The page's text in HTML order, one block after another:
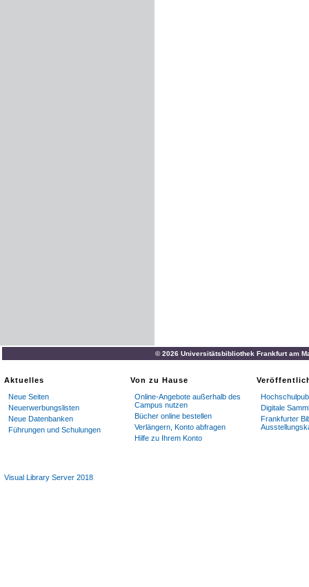
© 2026 Universitätsbibliothek Frankfurt am
Aktuelles
Neue Seiten
Neuerwerbungslisten
Neue Datenbanken
Führungen und Schulungen
Von zu Hause
Online-Angebote außerhalb des
Campus nutzen
Bücher online bestellen
Verlängern, Konto abfragen
Hilfe zu Ihrem Konto
Digitale
Frankfurter
Visual Library Server 2018